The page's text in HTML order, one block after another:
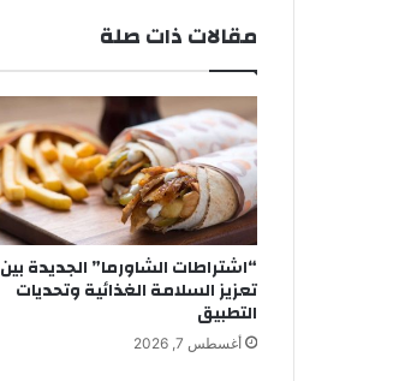
مقالات ذات صلة
“اشتراطات الشاورما” الجديدة بين
تعزيز السلامة الغذائية وتحديات
التطبيق
أغسطس 7, 2026